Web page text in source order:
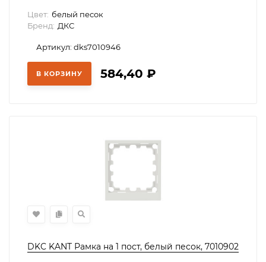
Цвет: белый песок
Бренд: ДКС
Артикул: dks7010946
В КОРЗИНУ 584,40 ₽
DKC KANT Рамка на 1 пост, белый песок, 7010902